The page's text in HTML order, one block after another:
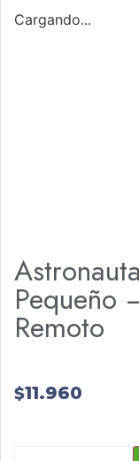
Cargando...
Pequeño
Remoto
$11.960